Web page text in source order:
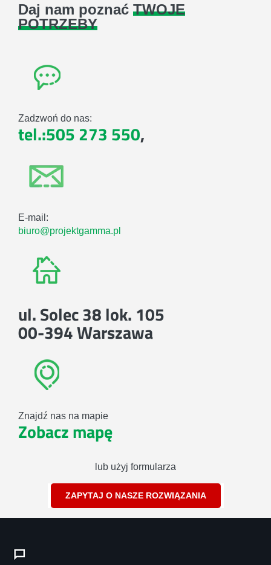
Daj nam poznać TWOJE
POTRZEBY
Zadzwoń do nas:
tel.:505 273 550,
E-mail:
biuro@projektgamma.pl
ul. Solec 38 lok. 105
00-394 Warszawa
Znajdź nas na mapie
Zobacz mapę
lub użyj formularza
ZAPYTAJ O NASZE ROZWIĄZANIA